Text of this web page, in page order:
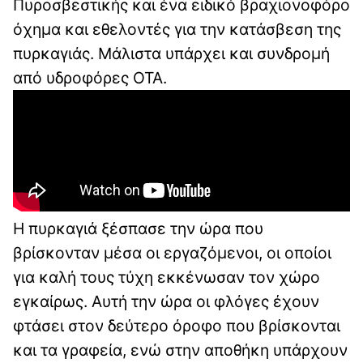
Πυροσβεστικής και ένα ειδικό βραχιονοφόρο
όχημα και εθελοντές για την κατάσβεση της
πυρκαγιάς. Μάλιστα υπάρχει και συνδρομή
από υδροφόρες ΟΤΑ.
Η πυρκαγιά ξέσπασε την ώρα που
βρίσκονταν μέσα οι εργαζόμενοι, οι οποίοι
για καλή τους τύχη εκκένωσαν τον χώρο
εγκαίρως. Αυτή την ώρα οι φλόγες έχουν
φτάσει στον δεύτερο όροφο που βρίσκονται
και τα γραφεία, ενώ στην αποθήκη υπάρχουν